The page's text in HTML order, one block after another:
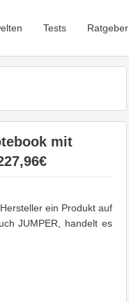
Tests Ratgeber
mit
ein Produkt auf
JUMPER, handelt es